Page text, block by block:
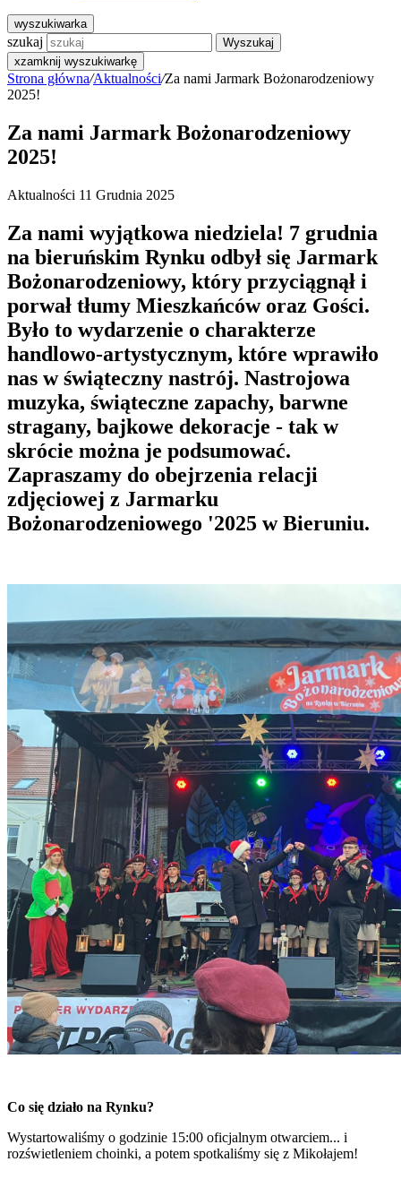
wyszukiwarka
szukaj
Wyszukaj
xzamknij wyszukiwarkę
Strona główna/Aktualności/Za nami Jarmark Bożonarodzeniowy
2025!
Za nami Jarmark Bożonarodzeniowy
2025!
Aktualności 11 Grudnia 2025
Za nami wyjątkowa niedziela! 7 grudnia
na bieruńskim Rynku odbył się Jarmark
Bożonarodzeniowy, który przyciągnął i
porwał tłumy Mieszkańców oraz Gości.
Było to wydarzenie o charakterze
handlowo-artystycznym, które wprawiło
nas w świąteczny nastrój. Nastrojowa
muzyka, świąteczne zapachy, barwne
stragany, bajkowe dekoracje - tak w
skrócie można je podsumować.
Zapraszamy do obejrzenia relacji
zdjęciowej z Jarmarku
Bożonarodzeniowego '2025 w Bieruniu.
Co się działo na Rynku?
Wystartowaliśmy o godzinie 15:00 oficjalnym otwarciem... i
rozświetleniem choinki, a potem spotkaliśmy się z Mikołajem!